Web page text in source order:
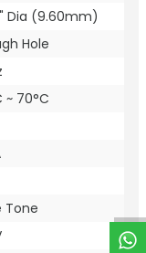
Dia (9.60mm)
Hole
~ 70°C
Tone